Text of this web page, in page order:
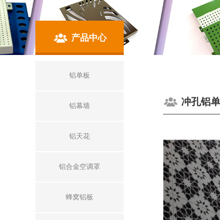
产品中心
铝单板
铝幕墙
铝天花
铝合金空调罩
蜂窝铝板
冲孔铝